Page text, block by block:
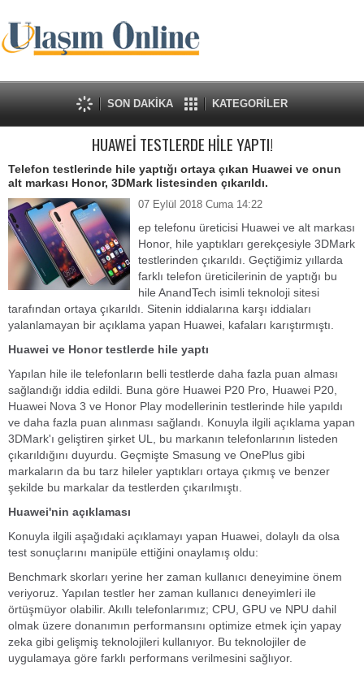
SON DAKİKA KATEGORİLER
HUAWEİ TESTLERDE HİLE YAPTI!
Telefon testlerinde hile yaptığı ortaya çıkan Huawei ve onun
alt markası Honor, 3DMark listesinden çıkarıldı.
07 Eylül 2018 Cuma 14:22
ep telefonu üreticisi Huawei ve alt markası
Honor, hile yaptıkları gerekçesiyle 3DMark
testlerinden çıkarıldı. Geçtiğimiz yıllarda
farklı telefon üreticilerinin de yaptığı bu
hile AnandTech isimli teknoloji sitesi
tarafından ortaya çıkarıldı. Sitenin iddialarına karşı iddiaları
yalanlamayan bir açıklama yapan Huawei, kafaları karıştırmıştı.
Huawei ve Honor testlerde hile yaptı
Yapılan hile ile telefonların belli testlerde daha fazla puan alması
sağlandığı iddia edildi. Buna göre Huawei P20 Pro, Huawei P20,
Huawei Nova 3 ve Honor Play modellerinin testlerinde hile yapıldı
ve daha fazla puan alınması sağlandı. Konuyla ilgili açıklama yapan
3DMark'ı geliştiren şirket UL, bu markanın telefonlarının listeden
çıkarıldığını duyurdu. Geçmişte Smasung ve OnePlus gibi
markaların da bu tarz hileler yaptıkları ortaya çıkmış ve benzer
şekilde bu markalar da testlerden çıkarılmıştı.
Huawei'nin açıklaması
Konuyla ilgili aşağıdaki açıklamayı yapan Huawei, dolaylı da olsa
test sonuçlarını manipüle ettiğini onaylamış oldu:
Benchmark skorları yerine her zaman kullanıcı deneyimine önem
veriyoruz. Yapılan testler her zaman kullanıcı deneyimleri ile
örtüşmüyor olabilir. Akıllı telefonlarımız; CPU, GPU ve NPU dahil
olmak üzere donanımın performansını optimize etmek için yapay
zeka gibi gelişmiş teknolojileri kullanıyor. Bu teknolojiler de
uygulamaya göre farklı performans verilmesini sağlıyor.